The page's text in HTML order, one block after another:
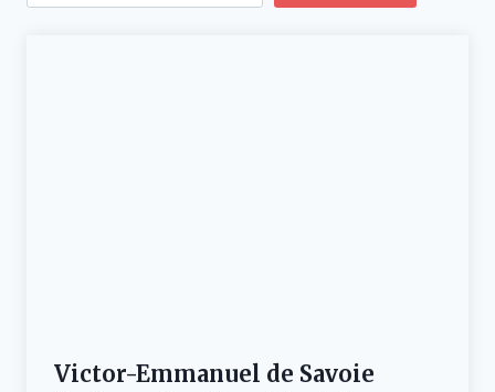
Victor-Emmanuel de Savoie